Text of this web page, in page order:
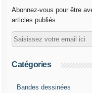
Abonnez-vous pour être
articles publiés.
Catégories
Bandes dessinées